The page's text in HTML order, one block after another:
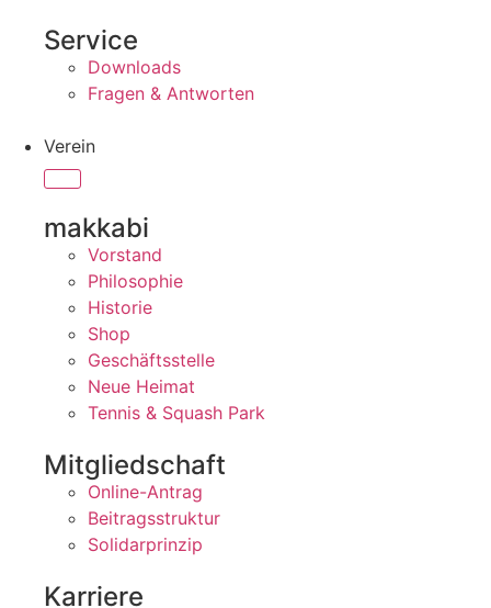
Service
Downloads
Fragen & Antworten
Verein
makkabi
Vorstand
Philosophie
Historie
Shop
Geschäftsstelle
Neue Heimat
Tennis & Squash Park
Mitgliedschaft
Online-Antrag
Beitragsstruktur
Solidarprinzip
Karriere